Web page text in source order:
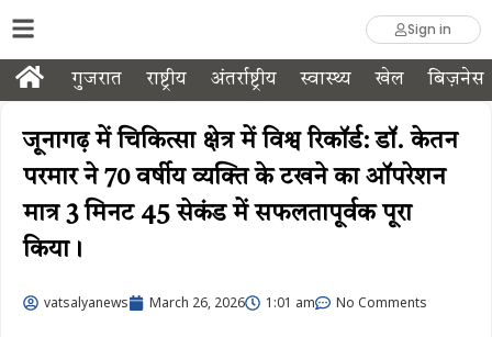
Sign in
गुजरात राष्ट्रीय अंतर्राष्ट्रीय स्वास्थ्य खेल बिज़नेस
जूनागढ़ में चिकित्सा क्षेत्र में विश्व रिकॉर्ड: डॉ. केतन
परमार ने 70 वर्षीय व्यक्ति के टखने का ऑपरेशन
मात्र 3 मिनट 45 सेकंड में सफलतापूर्वक पूरा
किया।
vatsalyanews March 26, 2026 1:01 am No Comments